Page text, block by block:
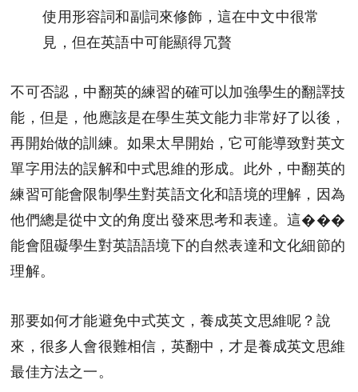
使用形容詞和副詞來修飾，這在中文中很常
見，但在英語中可能顯得冗贅
不可否認，中翻英的練習的確可以加強學生的翻譯技
能，但是，他應該是在學生英文能力非常好了以後，
再開始做的訓練。如果太早開始，它可能導致對英文
單字用法的誤解和中式思維的形成。此外，中翻英的
練習可能會限制學生對英語文化和語境的理解，因為
他們總是從中文的角度出發來思考和表達。這���
能會阻礙學生對英語語境下的自然表達和文化細節的
理解。
那要如何才能避免中式英文，養成英文思維呢？說
來，很多人會很難相信，英翻中，才是養成英文思維
最佳方法之一。